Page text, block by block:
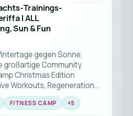
Trainings-
| ALL
Sun & Fun
gegen Sonne,
großartige Community.
Christmas Edition
Workouts, Regeneration
Erlebnisse in einer der
Europas 🎄☀️
FITNESS CAMP +5